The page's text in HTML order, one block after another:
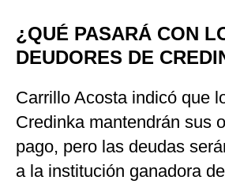
¿QUÉ PASARÁ CON
DEUDORES DE
Carrillo Acosta indicó que
Credinka mantendrán sus
pago, pero las deudas
a la institución ganadora